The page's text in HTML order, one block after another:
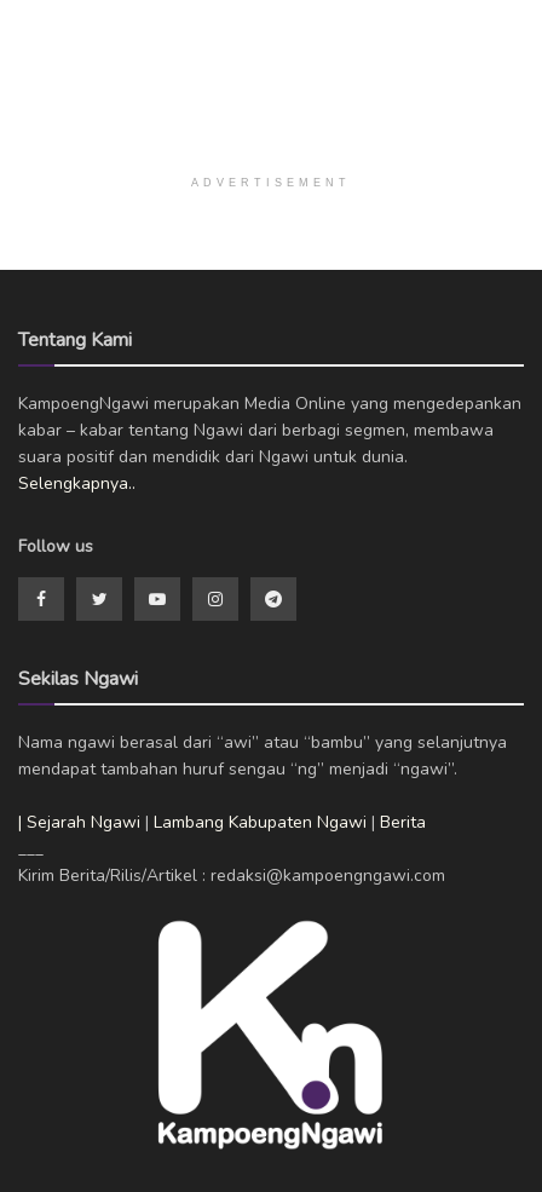
ADVERTISEMENT
Tentang Kami
KampoengNgawi merupakan Media Online yang mengedepankan
kabar – kabar tentang Ngawi dari berbagi segmen, membawa
suara positif dan mendidik dari Ngawi untuk dunia.
Selengkapnya..
Follow us
Sekilas Ngawi
Nama ngawi berasal dari “awi” atau “bambu” yang selanjutnya
mendapat tambahan huruf sengau “ng” menjadi “ngawi”.
| Sejarah Ngawi | Lambang Kabupaten Ngawi | Berita
Kirim Berita/Rilis/Artikel : redaksi@kampoengngawi.com